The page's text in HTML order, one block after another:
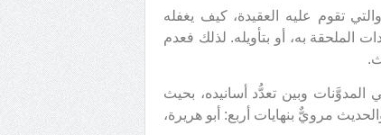
تقوم عليه العقيدة، كيف يغفله
الملحقة به، أو بتأويله. لذلك فعدم
المدوَّنات وبين تعدُّد أسانيده، بحيث
مرويٌّ بنهايات أربع: أبو هريرة،